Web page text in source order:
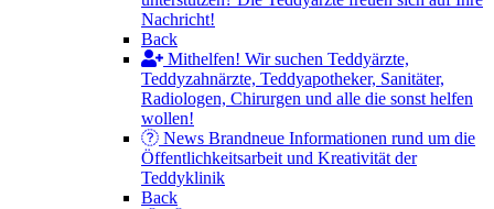
Nachricht!
Back
Mithelfen! Wir suchen Teddyärzte,
Teddyzahnärzte, Teddyapotheker, Sanitäter,
Radiologen, Chirurgen und alle die sonst helfen
wollen!
News Brandneue Informationen rund um die
Öffentlichkeitsarbeit und Kreativität der
Teddyklinik
Back